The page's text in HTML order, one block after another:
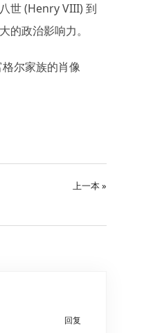
世 (Henry VIII) 到
的政治影响力。
尔家族的肖像
上一本 »
回复